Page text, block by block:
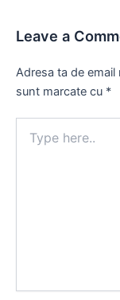
Leave a
Adresa ta de
sunt marcate cu *
here..